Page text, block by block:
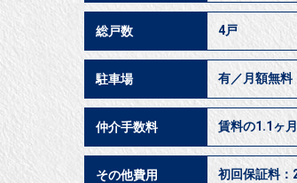
総戸数 4戸
駐車場 有／月額無料
仲介手数料 賃料の1.1ヶ
その他費用 初回保証料：